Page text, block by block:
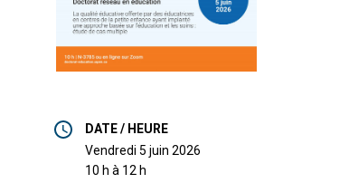
DATE / HEURE
vendredi 5 juin 2026
10 h à 12 h